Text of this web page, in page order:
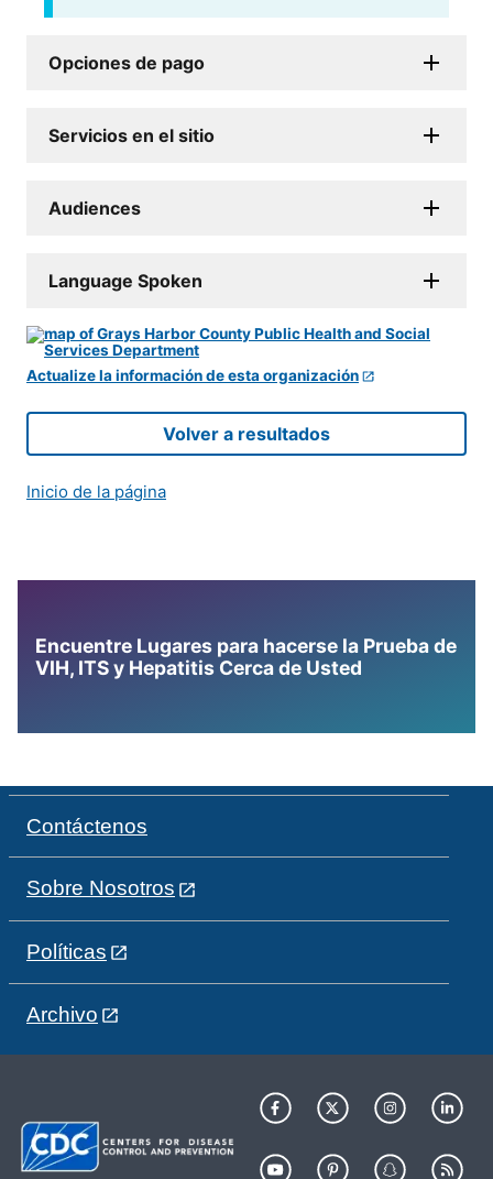
Opciones de pago
Servicios en el sitio
Audiences
Language Spoken
Actualize la información de esta organización
Volver a resultados
Inicio de la página
Encuentre Lugares para hacerse la Prueba de
VIH, ITS y Hepatitis Cerca de Usted
Contáctenos
Sobre Nosotros
Políticas
Archivo